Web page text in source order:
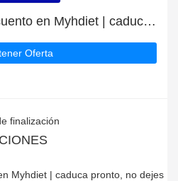
Obtenga 8% de descuento en Myhdiet | caduca pronto
Oferta
finalización
Myhdiet | caduca pronto, no dejes